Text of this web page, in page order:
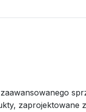
zaprojektowane